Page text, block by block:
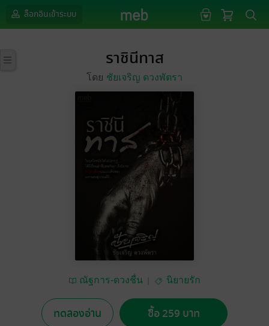
ล็อกอินเข้าระบบ
ราชินีทาส
โดย ชัยเจริญ ดวงพัตรา
ณัฐการ​-ดวงชื่น นิยายรัก
ทดลองอ่าน ซื้อ 259 บาท